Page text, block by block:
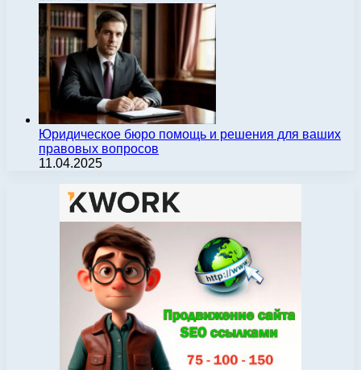
Юридическое бюро помощь и решения для ваших
правовых вопросов
11.04.2025